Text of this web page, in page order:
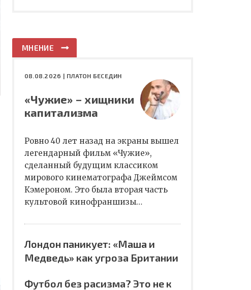
МНЕНИЕ
08.08.2026 | ПЛАТОН БЕСЕДИН
«Чужие» – хищники
капитализма
Ровно 40 лет назад на экраны вышел
легендарный фильм «Чужие»,
сделанный будущим классиком
мирового кинематографа Джеймсом
Кэмероном. Это была вторая часть
культовой кинофраншизы…
Лондон паникует: «Маша и
Медведь» как угроза Британии
Футбол без расизма? Это не к